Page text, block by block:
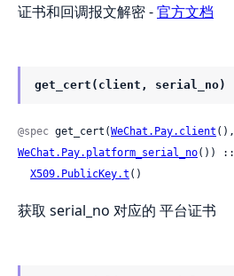
证书和回调报文解密 -官方文档
get_cert(client, serial_no)
@spec get_cert(WeChat.Pay.client
WeChat.Pay.platform_serial_no()) ::
X509.PublicKey.t ()
获取 serial_no 对应的 平台证书